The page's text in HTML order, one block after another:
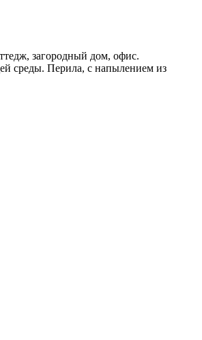
загородный дом, офис.
среды. Перила, с напылением из